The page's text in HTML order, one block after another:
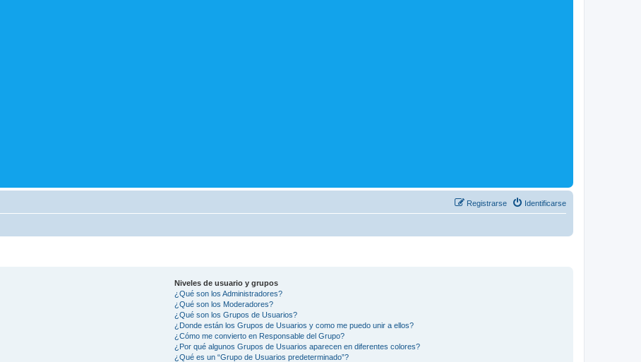
Identificarse
Registrarse
Niveles de usuario y grupos
¿Qué son los Administradores?
¿Qué son los Moderadores?
¿Qué son los Grupos de Usuarios?
¿Donde están los Grupos de Usuarios y como me puedo unir a ellos?
¿Cómo me convierto en Responsable del Grupo?
¿Por qué algunos Grupos de Usuarios aparecen en diferentes colores?
¿Qué es un “Grupo de Usuarios predeterminado”?